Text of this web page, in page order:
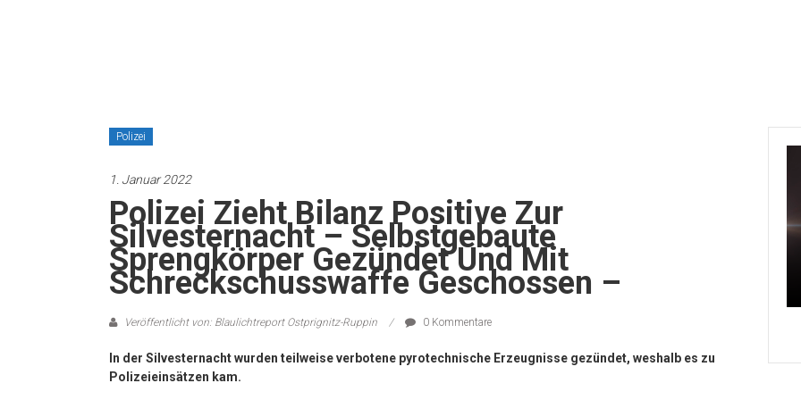
Polizei
1. Januar 2022
Polizei Zieht Bilanz Positive Zur
Silvesternacht – Selbstgebaute
Sprengkörper Gezündet Und Mit
Schreckschusswaffe Geschossen –
Veröffentlicht von: Blaulichtreport Ostprignitz-Ruppin 0 Kommentare
In der Silvesternacht wurden teilweise verbotene pyrotechnische Erzeugnisse gezündet, weshalb es zu
Polizeieinsätzen kam.